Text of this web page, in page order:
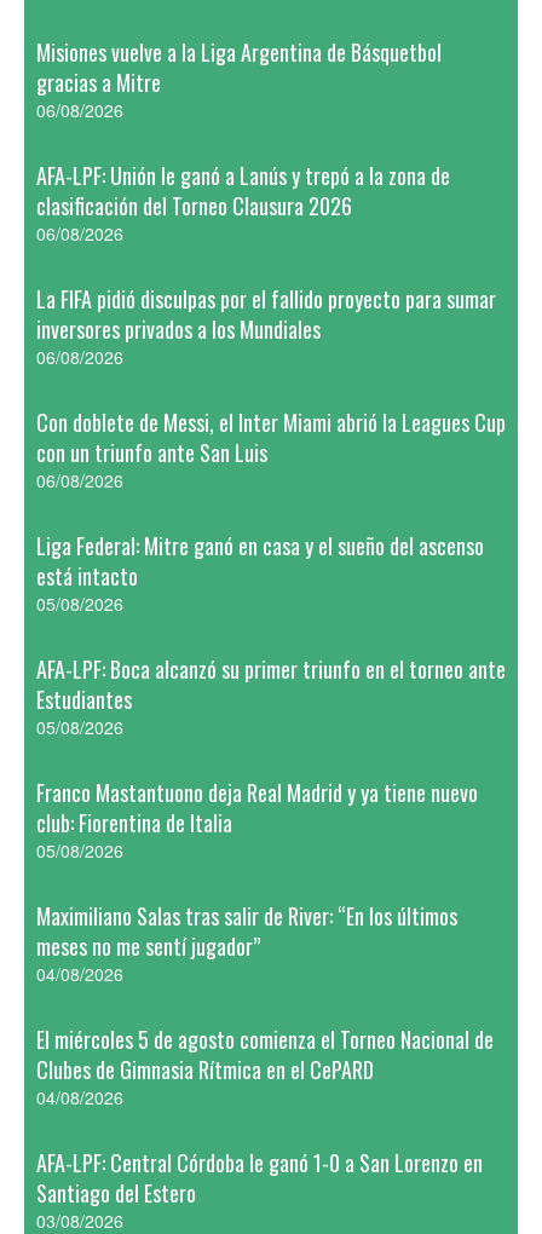
Misiones vuelve a la Liga Argentina de Básquetbol
gracias a Mitre
06/08/2026
AFA-LPF: Unión le ganó a Lanús y trepó a la zona de
clasificación del Torneo Clausura 2026
06/08/2026
La FIFA pidió disculpas por el fallido proyecto para sumar
inversores privados a los Mundiales
06/08/2026
Con doblete de Messi, el Inter Miami abrió la Leagues Cup
con un triunfo ante San Luis
06/08/2026
Liga Federal: Mitre ganó en casa y el sueño del ascenso
está intacto
05/08/2026
AFA-LPF: Boca alcanzó su primer triunfo en el torneo ante
Estudiantes
05/08/2026
Franco Mastantuono deja Real Madrid y ya tiene nuevo
club: Fiorentina de Italia
05/08/2026
Maximiliano Salas tras salir de River: “En los últimos
meses no me sentí jugador”
04/08/2026
El miércoles 5 de agosto comienza el Torneo Nacional de
Clubes de Gimnasia Rítmica en el CePARD
04/08/2026
AFA-LPF: Central Córdoba le ganó 1-0 a San Lorenzo en
Santiago del Estero
03/08/2026